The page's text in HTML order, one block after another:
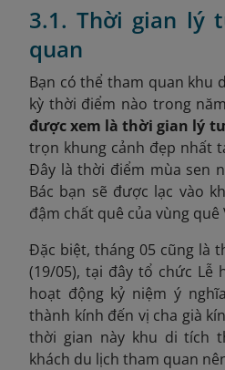
3.1. Thời gian lý
quan
Bạn có thể tham quan khu
kỳ thời điểm nào trong
được xem là thời gian lý
trọn khung cảnh đẹp nhất
Đây là thời điểm mùa sen
Bác bạn sẽ được lạc vào
đậm chất quê của vùng quê
Đặc biệt, tháng 05 cũng là
(19/05), tại đây tổ chức Lễ
hoạt động kỷ niệm ý
thành kính đến vị cha già
thời gian này khu di tích
khách du lịch tham quan